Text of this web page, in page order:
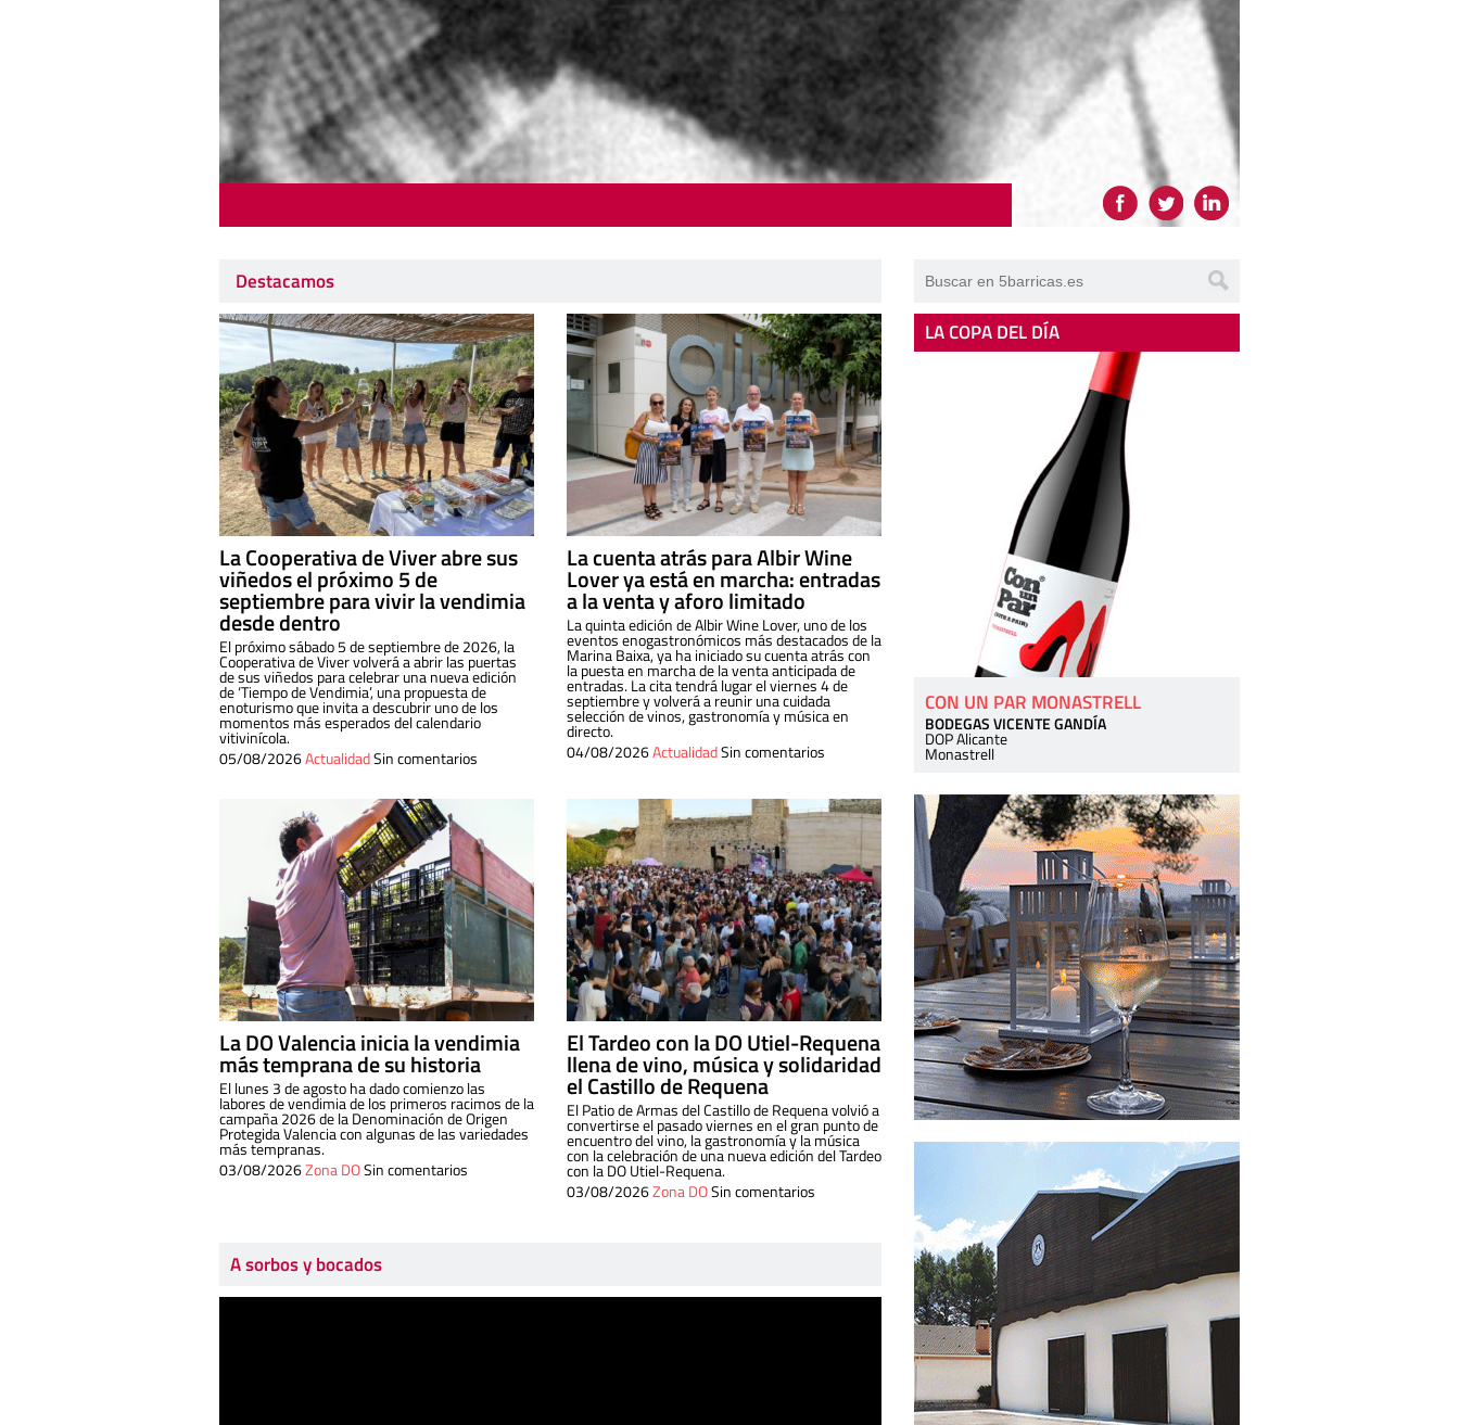
Destacamos
La Cooperativa de Viver abre sus
viñedos el próximo 5 de
septiembre para vivir la vendimia
desde dentro
El próximo sábado 5 de septiembre de 2026, la
Cooperativa de Viver volverá a abrir las puertas
de sus viñedos para celebrar una nueva edición
de ‘Tiempo de Vendimia’, una propuesta de
enoturismo que invita a descubrir uno de los
momentos más esperados del calendario
vitivinícola.
05/08/2026ActualidadSin comentarios
La cuenta atrás para Albir Wine
Lover ya está en marcha: entradas
a la venta y aforo limitado
La quinta edición de Albir Wine Lover, uno de los
eventos enogastronómicos más destacados de la
Marina Baixa, ya ha iniciado su cuenta atrás con
la puesta en marcha de la venta anticipada de
entradas. La cita tendrá lugar el viernes 4 de
septiembre y volverá a reunir una cuidada
selección de vinos, gastronomía y música en
directo.
04/08/2026ActualidadSin comentarios
La DO Valencia inicia la vendimia
más temprana de su historia
El lunes 3 de agosto ha dado comienzo las
labores de vendimia de los primeros racimos de la
campaña 2026 de la Denominación de Origen
Protegida Valencia con algunas de las variedades
más tempranas.
03/08/2026Zona DOSin comentarios
El Tardeo con la DO Utiel-Requena
llena de vino, música y solidaridad
el Castillo de Requena
El Patio de Armas del Castillo de Requena volvió a
convertirse el pasado viernes en el gran punto de
encuentro del vino, la gastronomía y la música
con la celebración de una nueva edición del Tardeo
con la DO Utiel-Requena.
03/08/2026Zona DOSin comentarios
A sorbos y bocados
LA COPA DEL DÍA
CON UN PAR MONASTRELL
BODEGAS VICENTE GANDÍA
DOP Alicante
Monastrell